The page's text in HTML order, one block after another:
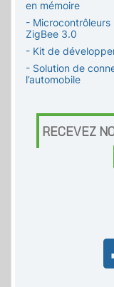
en mémoire
-
ZigBee 3.0
- Kit de
- Solution de
l’automobile
RECEVEZ